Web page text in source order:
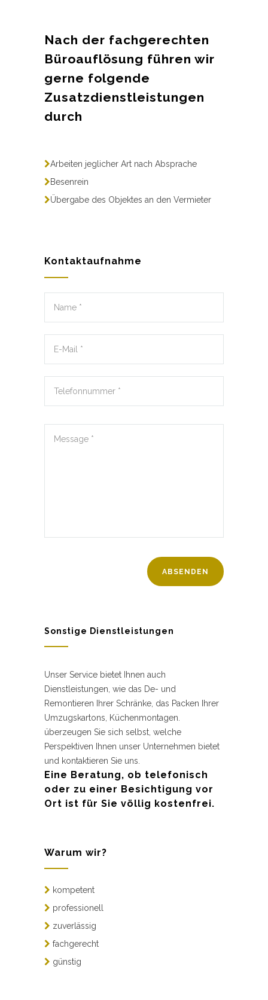
Nach der fachgerechten
Büroauflösung führen wir
gerne folgende
Zusatzdienstleistungen
durch
Arbeiten jeglicher Art nach Absprache
Besenrein
Übergabe des Objektes an den Vermieter
Kontaktaufnahme
Sonstige Dienstleistungen
Unser Service bietet Ihnen auch
Dienstleistungen, wie das De- und
Remontieren Ihrer Schränke, das Packen Ihrer
Umzugskartons, Küchenmontagen.
überzeugen Sie sich selbst, welche
Perspektiven Ihnen unser Unternehmen bietet
und kontaktieren Sie uns.
Eine Beratung, ob telefonisch
oder zu einer Besichtigung vor
Ort ist für Sie völlig kostenfrei.
Warum wir?
kompetent
professionell
zuverlässig
fachgerecht
günstig